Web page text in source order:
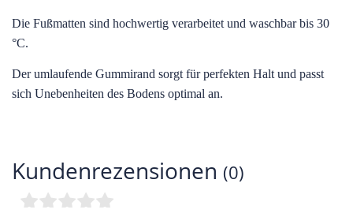
Die Fußmatten sind hochwertig verarbeitet und waschbar bis 30
°C.
Der umlaufende Gummirand sorgt für perfekten Halt und passt
sich Unebenheiten des Bodens optimal an.
Kundenrezensionen (0)